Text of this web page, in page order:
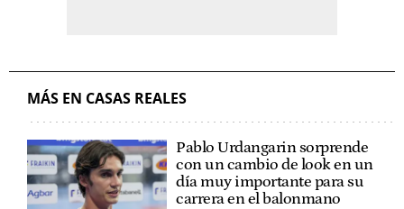
MÁS EN CASAS REALES
Pablo Urdangarin sorprende
con un cambio de look en un
día muy importante para su
carrera en el balonmano